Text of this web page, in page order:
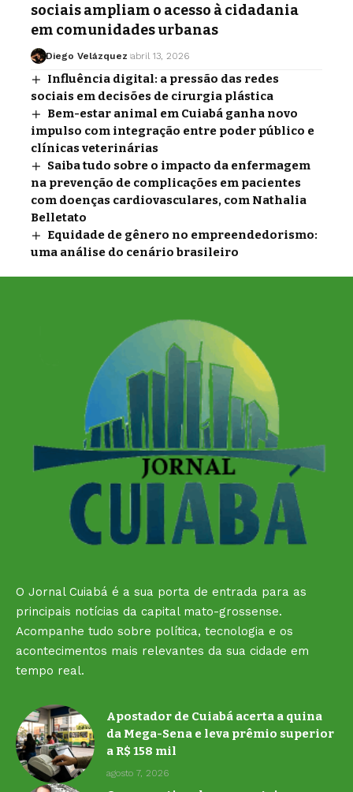
sociais ampliam o acesso à cidadania
em comunidades urbanas
Diego Velázquez abril 13, 2026
Influência digital: a pressão das redes
sociais em decisões de cirurgia plástica
Bem-estar animal em Cuiabá ganha novo
impulso com integração entre poder público e
clínicas veterinárias
Saiba tudo sobre o impacto da enfermagem
na prevenção de complicações em pacientes
com doenças cardiovasculares, com Nathalia
Belletato
Equidade de gênero no empreendedorismo:
uma análise do cenário brasileiro
O Jornal Cuiabá é a sua porta de entrada para as
principais notícias da capital mato-grossense.
Acompanhe tudo sobre política, tecnologia e os
acontecimentos mais relevantes da sua cidade em
tempo real.
Apostador de Cuiabá acerta a quina
da Mega-Sena e leva prêmio superior
a R$ 158 mil
agosto 7, 2026